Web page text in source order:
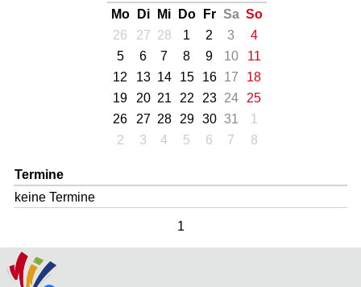
Mo
Di Mi Do Fr Sa So
26
27 28 1 2 3
4
5
6 7 8 9 10
11
12
13 14 15 16 17
18
19
20 21 22 23 24
25
26
27 28 29 30 31
1
2
3 4 5 6 7 8
Termine
keine Termine
1